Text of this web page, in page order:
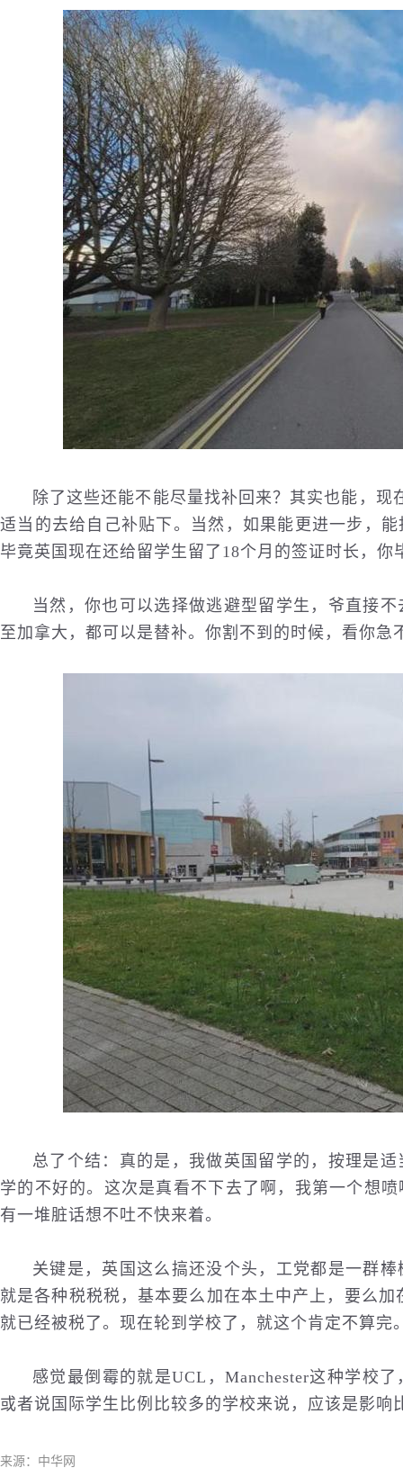
除了这些还能不能尽量找补回来？其实也能，
适当的去给自己补贴下。当然，如果能更进一步，
毕竟英国现在还给留学生留了18个月的签证时长，
当然，你也可以选择做逃避型留学生，爷直接
至加拿大，都可以是替补。你割不到的时候，看你
总了个结：真的是，我做英国留学的，按理是
学的不好的。这次是真看不下去了啊，我第一个想
有一堆脏话想不吐不快来着。
关键是，英国这么搞还没个头，工党都是一群
就是各种税税税，基本要么加在本土中产上，要么
就已经被税了。现在轮到学校了，就这个肯定不算完
感觉最倒霉的就是UCL，Manchester这种学校
或者说国际学生比例比较多的学校来说，应该是影响
来源：中华网